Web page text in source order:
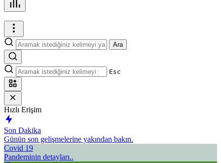
Ara
Esc
Hızlı Erişim
Son Dakika
Günün son gelişmelerine yakından bakın.
Covid 19
Pandeminin detayları..